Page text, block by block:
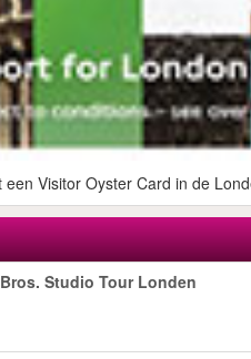
Visitor Oyster Card in de
Studio Tour Londen